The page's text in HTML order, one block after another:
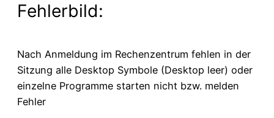
Fehlerbild:
Nach Anmeldung im Rechenzentrum fehlen in der
Sitzung alle Desktop Symbole (Desktop leer) oder
einzelne Programme starten nicht bzw. melden
Fehler